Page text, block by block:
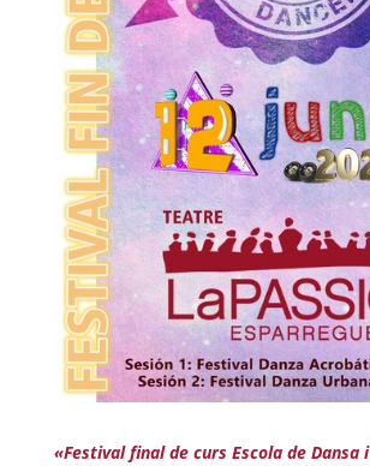
«Festival final de curs Escola de Dansa